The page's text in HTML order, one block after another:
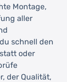
Montage,
aller
schnell den
oder
der Qualität,